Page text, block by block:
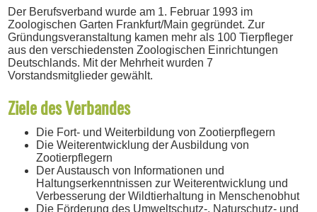
Der Berufsverband wurde am 1. Februar 1993 im
Zoologischen Garten Frankfurt/Main gegründet. Zur
Gründungsveranstaltung kamen mehr als 100 Tierpfleger
aus den verschiedensten Zoologischen Einrichtungen
Deutschlands. Mit der Mehrheit wurden 7
Vorstandsmitglieder gewählt.
Ziele des Verbandes
Die Fort- und Weiterbildung von Zootierpflegern
Die Weiterentwicklung der Ausbildung von
Zootierpflegern
Der Austausch von Informationen und
Haltungserkenntnissen zur Weiterentwicklung und
Verbesserung der Wildtierhaltung in Menschenobhut
Die Förderung des Umweltschutz-, Naturschutz- und